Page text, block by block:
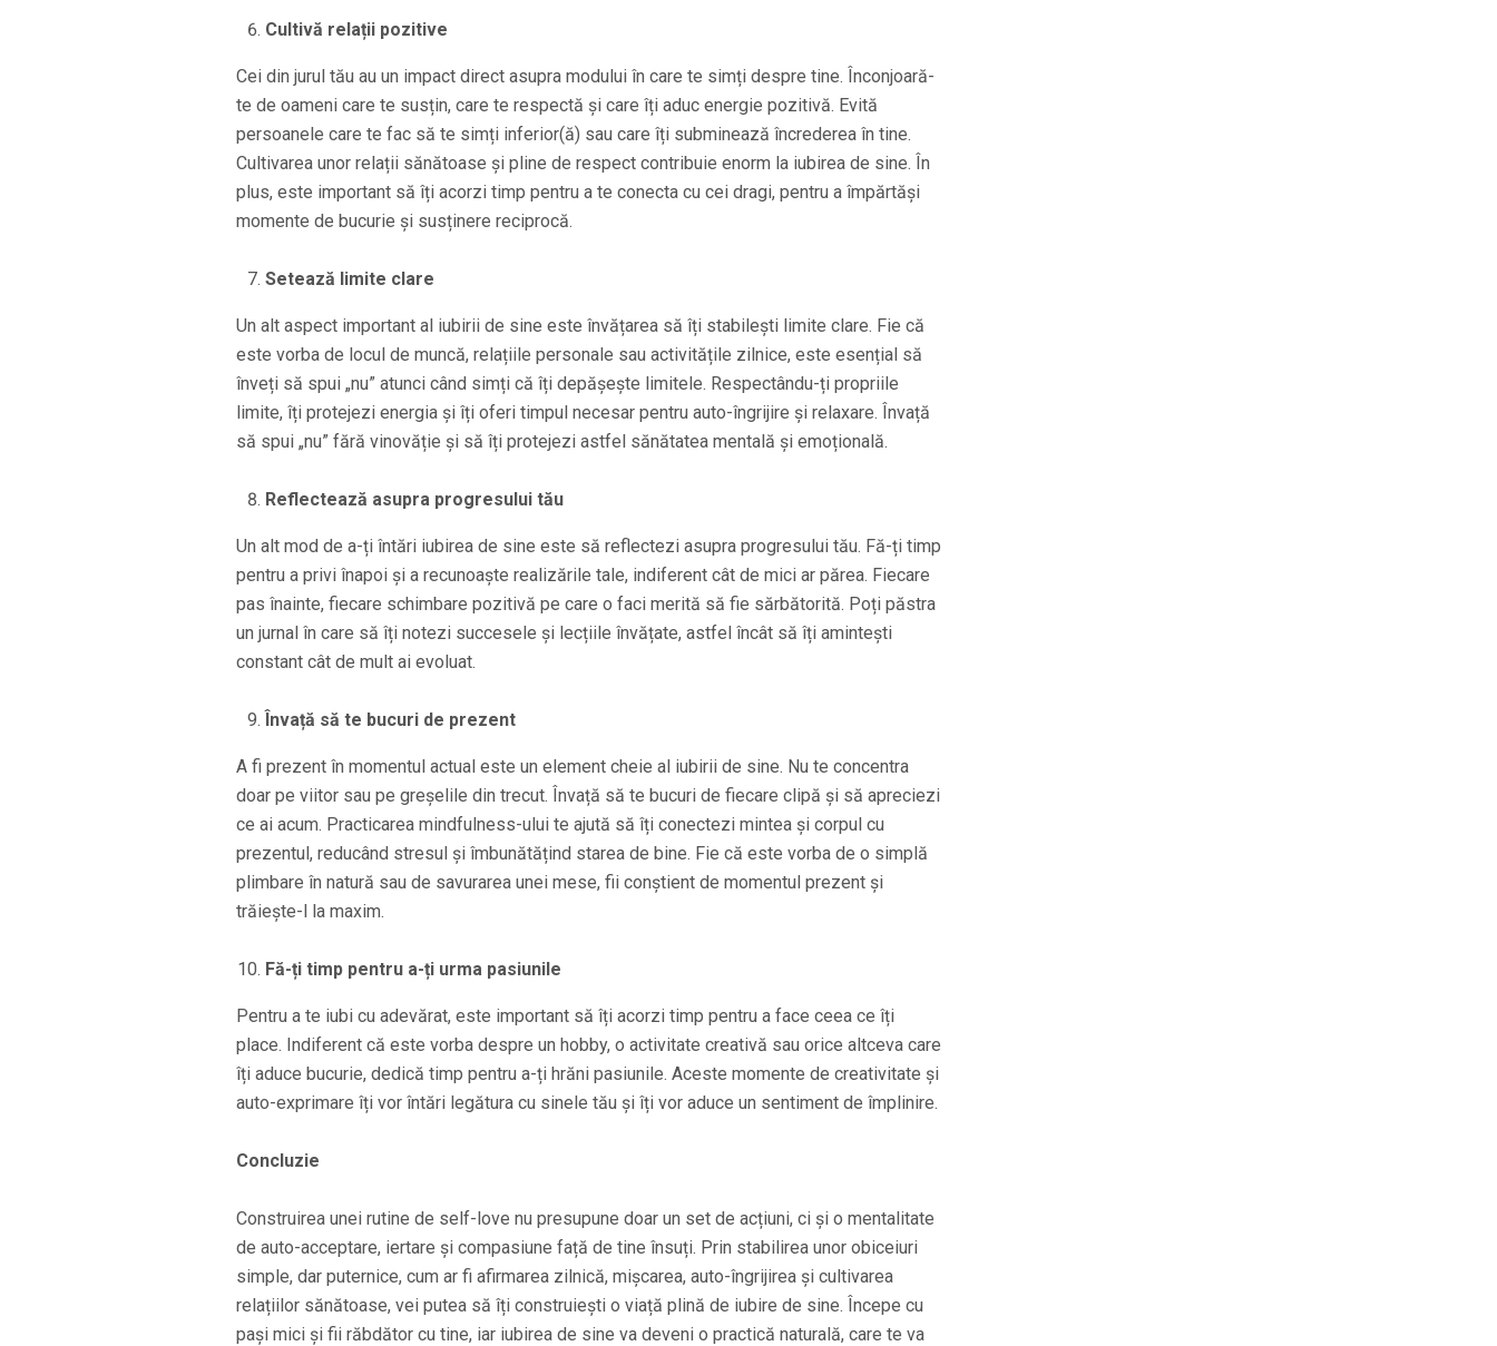
Cultivă relații pozitive
Cei din jurul tău au un impact direct asupra modului în care te simți despre tine. Înconjoară-
te de oameni care te susțin, care te respectă și care îți aduc energie pozitivă. Evită
persoanele care te fac să te simți inferior(ă) sau care îți subminează încrederea în tine.
Cultivarea unor relații sănătoase și pline de respect contribuie enorm la iubirea de sine. În
plus, este important să îți acorzi timp pentru a te conecta cu cei dragi, pentru a împărtăși
momente de bucurie și susținere reciprocă.
Setează limite clare
Un alt aspect important al iubirii de sine este învățarea să îți stabilești limite clare. Fie că
este vorba de locul de muncă, relațiile personale sau activitățile zilnice, este esențial să
înveți să spui „nu” atunci când simți că îți depășește limitele. Respectându-ți propriile
limite, îți protejezi energia și îți oferi timpul necesar pentru auto-îngrijire și relaxare. Învață
să spui „nu” fără vinovăție și să îți protejezi astfel sănătatea mentală și emoțională.
Reflectează asupra progresului tău
Un alt mod de a-ți întări iubirea de sine este să reflectezi asupra progresului tău. Fă-ți timp
pentru a privi înapoi și a recunoaște realizările tale, indiferent cât de mici ar părea. Fiecare
pas înainte, fiecare schimbare pozitivă pe care o faci merită să fie sărbătorită. Poți păstra
un jurnal în care să îți notezi succesele și lecțiile învățate, astfel încât să îți amintești
constant cât de mult ai evoluat.
Învață să te bucuri de prezent
A fi prezent în momentul actual este un element cheie al iubirii de sine. Nu te concentra
doar pe viitor sau pe greșelile din trecut. Învață să te bucuri de fiecare clipă și să apreciezi
ce ai acum. Practicarea mindfulness-ului te ajută să îți conectezi mintea și corpul cu
prezentul, reducând stresul și îmbunătățind starea de bine. Fie că este vorba de o simplă
plimbare în natură sau de savurarea unei mese, fii conștient de momentul prezent și
trăiește-l la maxim.
Fă-ți timp pentru a-ți urma pasiunile
Pentru a te iubi cu adevărat, este important să îți acorzi timp pentru a face ceea ce îți
place. Indiferent că este vorba despre un hobby, o activitate creativă sau orice altceva care
îți aduce bucurie, dedică timp pentru a-ți hrăni pasiunile. Aceste momente de creativitate și
auto-exprimare îți vor întări legătura cu sinele tău și îți vor aduce un sentiment de împlinire.
Concluzie
Construirea unei rutine de self-love nu presupune doar un set de acțiuni, ci și o mentalitate
de auto-acceptare, iertare și compasiune față de tine însuți. Prin stabilirea unor obiceiuri
simple, dar puternice, cum ar fi afirmarea zilnică, mișcarea, auto-îngrijirea și cultivarea
relațiilor sănătoase, vei putea să îți construiești o viață plină de iubire de sine. Începe cu
pași mici și fii răbdător cu tine, iar iubirea de sine va deveni o practică naturală, care te va